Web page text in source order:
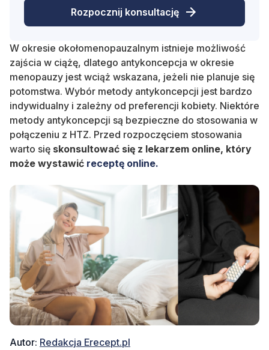
Rozpocznij konsultację
W okresie okołomenopauzalnym istnieje możliwość
zajścia w ciążę, dlatego antykoncepcja w okresie
menopauzy jest wciąż wskazana, jeżeli nie planuje się
potomstwa. Wybór metody antykoncepcji jest bardzo
indywidualny i zależny od preferencji kobiety. Niektóre
metody antykoncepcji są bezpieczne do stosowania w
połączeniu z HTZ. Przed rozpoczęciem stosowania
warto się skonsultować się z lekarzem online, który
może wystawić receptę online.
Autor: Redakcja Erecept.pl